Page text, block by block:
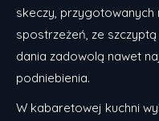
skeczy, przygotowanych
spostrzeżeń, ze
dania zadowolą nawet
podniebienia.
W kabaretowej kuchni